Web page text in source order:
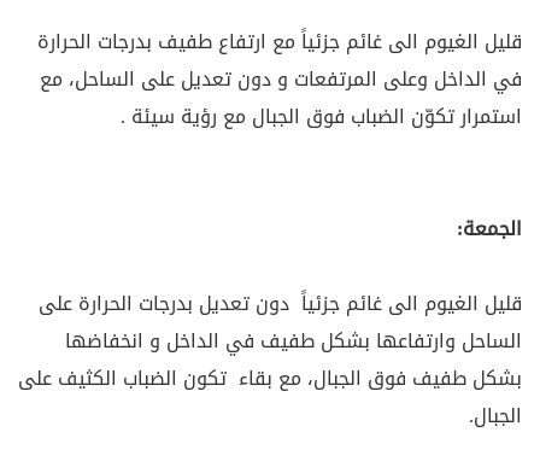
قليل الغيوم الى غائم جزئياً مع ارتفاع طفيف بدرجات الحرارة
في الداخل وعلى المرتفعات و دون تعديل على الساحل، مع
استمرار تكوّن الضباب فوق الجبال مع رؤية سيئة .
الجمعة:
قليل الغيوم الى غائم جزئياً دون تعديل بدرجات الحرارة على
الساحل وارتفاعها بشكل طفيف في الداخل و انخفاضها
بشكل طفيف فوق الجبال، مع بقاء تكون الضباب الكثيف على
الجبال.